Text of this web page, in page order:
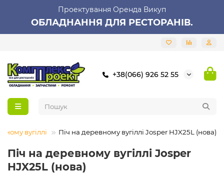
Проектування Оренда Викуп
ОБЛАДНАННЯ ДЛЯ РЕСТОРАНІВ.
+38(066) 926 52 55
вугіллі Піч на деревному вугіллі Josper HJX25L (нова)
Піч на деревному вугіллі Josper
HJX25L (нова)